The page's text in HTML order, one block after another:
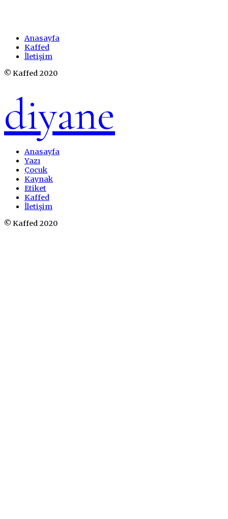
Anasayfa
Kaffed
İletişim
© Kaffed 2020
diyane
Anasayfa
Yazı
Çocuk
Kaynak
Etiket
Kaffed
İletişim
© Kaffed 2020